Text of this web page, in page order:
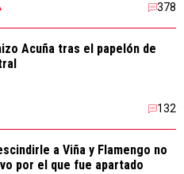
378
Acuña tras el papelón de
132
a Viña y Flamengo no
por el que fue apartado